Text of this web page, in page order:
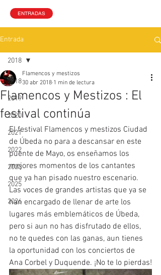
ENTRADAS
Entrada
2018
2019
2020
2021
2022
2023
2025
2026
2018
Flamencos y Mestizos : El
festival continúa
Flamencos y mestizos
30 abr 2018 1 min de lectura
El festival Flamencos y mestizos Ciudad
de Úbeda no para a descansar en este
puente de Mayo, os enseñamos los
mejores momentos de los cantantes
que ya han pisado nuestro escenario.
Las voces de grandes artistas que ya se
han encargado de llenar de arte los
lugares más emblemáticos de Úbeda,
pero si aun no has disfrutado de ellos,
no te quedes con las ganas, aun tienes
la oportunidad con los conciertos de
Ana Corbel y Duquende. ¡No te lo pierdas!